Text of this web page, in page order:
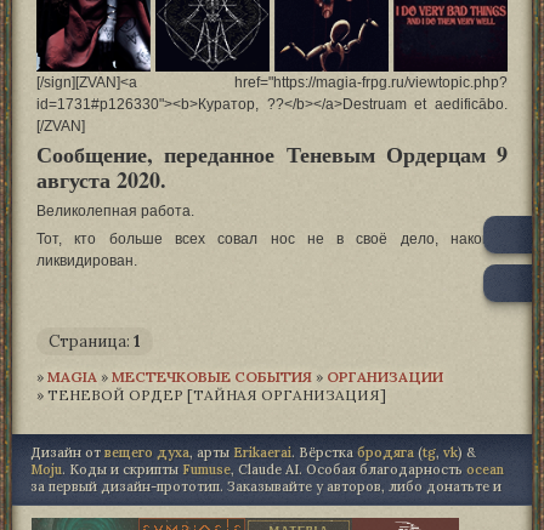
[/sign][ZVAN]<a href="https://magia-frpg.ru/viewtopic.php?
id=1731#p126330"><b>Куратор, ??</b></a>Destruam et aedificābo.
[/ZVAN]
Сообщение, переданное Теневым Ордерцам 9
августа 2020.
Великолепная работа.
Тот, кто больше всех совал нос не в своё дело, наконец
ликвидирован.
Страница: 1
» MAGIA­ » МЕСТЕЧКОВЫЕ СОБЫТИЯ » ОРГАНИЗАЦИИ
» ТЕНЕВОЙ ОРДЕР [ТАЙНАЯ ОРГАНИЗАЦИЯ]
Дизайн от вещего духа, арты Erikaerai. Вёрстка бродяга (tg, vk) &
Moju. Коды и скрипты Fumuse, Claude AI. Особая благодарность ocean
за первый дизайн-прототип. Заказывайте у авторов, либо донатьте и
"не точь в точь", либо не трогайте.